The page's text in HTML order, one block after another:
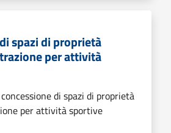
spazi di proprietà
per attività
di spazi di proprietà
per attività sportive